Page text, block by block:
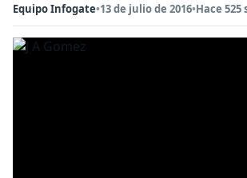
Equipo Infogate•13 de julio de 2016•Hace 525